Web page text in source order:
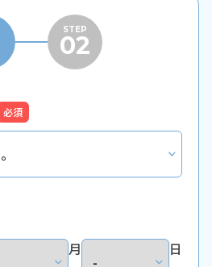
STEP
02
必須
月 日